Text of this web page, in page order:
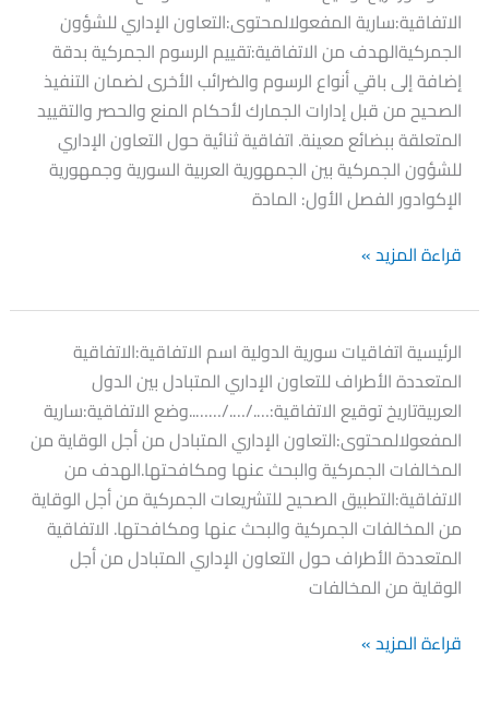
الاتفاقية:سارية المفعولالمحتوى:التعاون الإداري للشؤون
الجمركيةالهدف من الاتفاقية:تقييم الرسوم الجمركية بدقة
إضافة إلى باقي أنواع الرسوم والضرائب الأخرى لضمان التنفيذ
الصحيح من قبل إدارات الجمارك لأحكام المنع والحصر والتقييد
المتعلقة ببضائع معينة. اتفاقية ثنائية حول التعاون الإداري
للشؤون الجمركية بين الجمهورية العربية السورية وجمهورية
الإكوادور الفصل الأول: المادة
قراءة المزيد »
الرئيسية اتفاقيات سورية الدولية اسم الاتفاقية:الاتفاقية
المتعددة الأطراف للتعاون الإداري المتبادل بين الدول
العربيةتاريخ توقيع الاتفاقية:…./…./……..وضع الاتفاقية:سارية
المفعولالمحتوى:التعاون الإداري المتبادل من أجل الوقاية من
المخالفات الجمركية والبحث عنها ومكافحتها.الهدف من
الاتفاقية:التطبيق الصحيح للتشريعات الجمركية من أجل الوقاية
من المخالفات الجمركية والبحث عنها ومكافحتها. الاتفاقية
المتعددة الأطراف حول التعاون الإداري المتبادل من أجل
الوقاية من المخالفات
اتفاقية
التعاون
الإداري
بين
الدول
العربية
قراءة المزيد »